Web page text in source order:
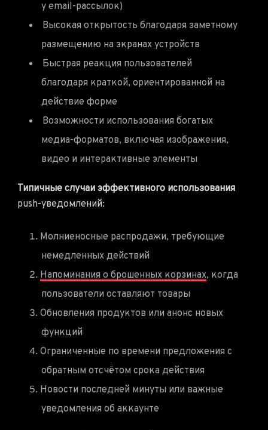
у email-рассылок)
Высокая открытость благодаря заметному
размещению на экранах устройств
Быстрая реакция пользователей
благодаря краткой, ориентированной на
действие форме
Возможности использования богатых
медиа-форматов, включая изображения,
видео и интерактивные элементы
Типичные случаи эффективного использования
push-уведомлений:
Молниеносные распродажи, требующие
немедленных действий
Напоминания о брошенных корзинах, когда
пользователи оставляют товары
Обновления продуктов или анонс новых
функций
Ограниченные по времени предложения с
обратным отсчётом срока действия
Новости последней минуты или важные
уведомления об аккаунте